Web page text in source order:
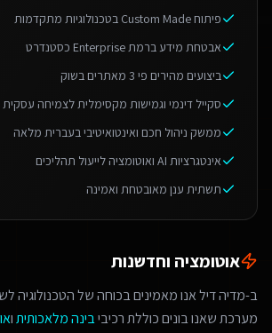
פיתוח Custom Made בטכנולוגיות מתקדמות
אבטחת מידע ברמת Enterprise כסטנדרט
ביצועים מהירים פי 3 מאתרים בשוק
סקייל דינמי וגמישות מקסימלית לצמיחה עסקית
ממשק ניהול חכם ואינטואיטיבי בעברית מלאה
אינטגרציות AI ואוטומציה לייעול תהליכים
תשתית ענן מאובטחת ואמינה
אוטומציה וחדשנות
ב-מדיה דיל אנו מאמינים בכוחה של הטכנולוגיה
מערכת שאנו בונים כוללת רכיביבינה מלאכותיתו